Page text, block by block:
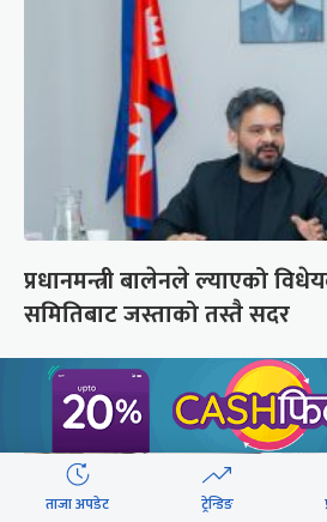
प्रधानमन्त्री बालेनले ल्याएको
समितिबाट जस्ताको तस्तै सदर
ताजा अपडेट ट्रेन्डिङ